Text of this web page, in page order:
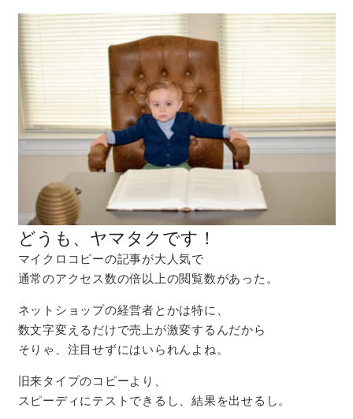
どうも、ヤマタクです！
マイクロコピーの記事が大人気で
通常のアクセス数の倍以上の閲覧数があった。
ネットショップの経営者とかは特に、
数文字変えるだけで売上が激変するんだから
そりゃ、注目せずにはいられんよね。
旧来タイプのコピーより、
スピーディにテストできるし、結果を出せるし。